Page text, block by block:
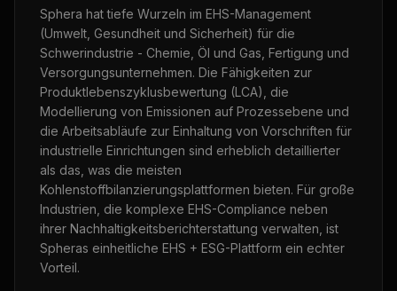
Sphera hat tiefe Wurzeln im EHS-Management
(Umwelt, Gesundheit und Sicherheit) für die
Schwerindustrie - Chemie, Öl und Gas, Fertigung und
Versorgungsunternehmen. Die Fähigkeiten zur
Produktlebenszyklusbewertung (LCA), die
Modellierung von Emissionen auf Prozessebene und
die Arbeitsabläufe zur Einhaltung von Vorschriften für
industrielle Einrichtungen sind erheblich detaillierter
als das, was die meisten
Kohlenstoffbilanzierungsplattformen bieten. Für große
Industrien, die komplexe EHS-Compliance neben
ihrer Nachhaltigkeitsberichterstattung verwalten, ist
Spheras einheitliche EHS + ESG-Plattform ein echter
Vorteil.